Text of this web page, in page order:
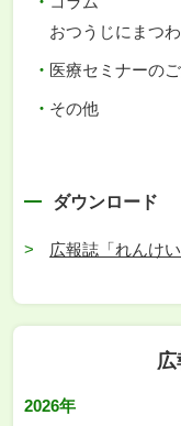
おつうじにまつ
医療セミナーの
その他
ダウンロード
広報誌「れんけ
広
2026年